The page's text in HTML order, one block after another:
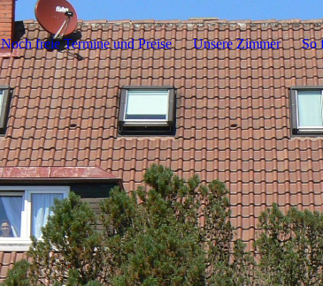
Noch freie Termine und Preise Unsere Zimmer So